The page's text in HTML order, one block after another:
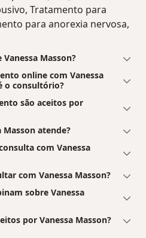
Tratamento para
para anorexia nervosa,
Masson?
online com Vanessa
o consultório?
são aceitos por
Masson atende?
com Vanessa
com Vanessa Masson?
sobre Vanessa
por Vanessa Masson?